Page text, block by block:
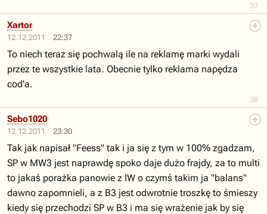
37
12.12.2011 22:37
38
Xartor
To niech teraz się pochwalą ile na reklamę marki wydali
przez te wszystkie lata. Obecnie tylko reklama napędza
cod'a.
12.12.2011 23:30
Sebo1020
Tak jak napisał "Feess" tak i ja się z tym w 100% zgadzam,
SP w MW3 jest naprawdę spoko daje dużo frajdy, za to multi
to jakaś porażka panowie z IW o czymś takim ja "balans"
dawno zapomnieli, a z B3 jest odwrotnie troszkę to śmieszy
kiedy się przechodzi SP w B3 i ma się wrażenie jak by się